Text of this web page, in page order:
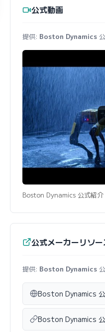
公式動画
提供: Boston Dynamics
Boston Dynamics 公式紹
公式メーカーリソー
提供: Boston Dynamics
Boston Dynamics
Boston Dynamics